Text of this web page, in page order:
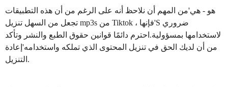
هو - هي'من المهم أن نلاحظ أنه على الرغم من أن هذه التطبيقات
تجعل من السهل تنزيل mp3s من Tiktok ، فإنها'S ضروري
لاستخدامها بمسؤولية.احترم دائمًا قوانين حقوق الطبع والنشر وتأكد
من أن لديك الحق في تنزيل المحتوى الذي تملكه واستخدامه'إعادة
التنزيل.